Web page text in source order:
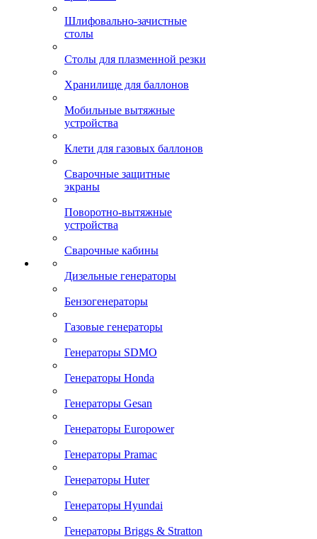
Шлифовально-зачистные
столы
Столы для плазменной резки
Хранилище для баллонов
Мобильные вытяжные
устройства
Клети для газовых баллонов
Сварочные защитные
экраны
Поворотно-вытяжные
устройства
Сварочные кабины
Дизельные генераторы
Бензогенераторы
Газовые генераторы
Генераторы SDMO
Генераторы Honda
Генераторы Gesan
Генераторы Europower
Генераторы Pramac
Генераторы Huter
Генераторы Hyundai
Генераторы Briggs & Stratton